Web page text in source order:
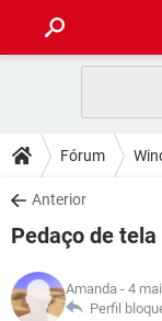
CELULAR
OUTLOOK
INSTAGRAM
GUIA DE COMPRAS
DICAS
JOGOS
INSTAGRAM
DOWNLOADS
JOGOS
CELULAR
OUTLOOK
FÓRUM
JOGOS
GLOSSÁRIO
Fórum
Anterior
Pedaço de
Amanda - 4
Perfil